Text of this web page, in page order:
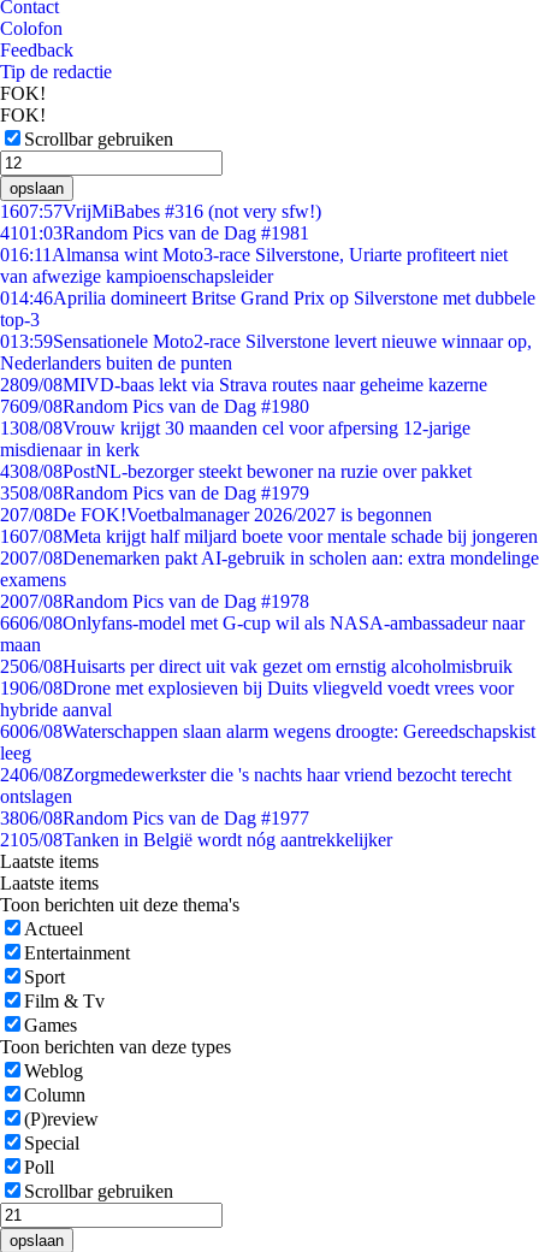
Contact
Colofon
Feedback
Tip de redactie
FOK!
FOK!
Scrollbar gebruiken
opslaan
1607:57VrijMiBabes #316 (not very sfw!)
4101:03Random Pics van de Dag #1981
016:11 Almansa wint Moto3-race Silverstone, Uriarte profiteert niet
van afwezige kampioenschapsleider
014:46Aprilia domineert Britse Grand Prix op Silverstone met dubbele
top-3
013:59Sensationele Moto2-race Silverstone levert nieuwe winnaar op,
Nederlanders buiten de punten
2809/08MIVD-baas lekt via Strava routes naar geheime kazerne
7609/08Random Pics van de Dag #1980
1308/08Vrouw krijgt 30 maanden cel voor afpersing 12-jarige
misdienaar in kerk
4308/08PostNL-bezorger steekt bewoner na ruzie over pakket
3508/08Random Pics van de Dag #1979
207/08De FOK!Voetbalmanager 2026/2027 is begonnen
1607/08Meta krijgt half miljard boete voor mentale schade bij jongeren
2007/08Denemarken pakt AI-gebruik in scholen aan: extra mondelinge
examens
2007/08Random Pics van de Dag #1978
6606/08Onlyfans-model met G-cup wil als NASA-ambassadeur naar
maan
2506/08Huisarts per direct uit vak gezet om ernstig alcoholmisbruik
1906/08Drone met explosieven bij Duits vliegveld voedt vrees voor
hybride aanval
6006/08Waterschappen slaan alarm wegens droogte: Gereedschapskist
leeg
2406/08Zorgmedewerkster die 's nachts haar vriend bezocht terecht
ontslagen
3806/08Random Pics van de Dag #1977
2105/08Tanken in België wordt nóg aantrekkelijker
Laatste items
Laatste items
Toon berichten uit deze thema's
Actueel
Entertainment
Sport
Film & Tv
Games
Toon berichten van deze types
Weblog
Column
(P)review
Special
Poll
Scrollbar gebruiken
opslaan